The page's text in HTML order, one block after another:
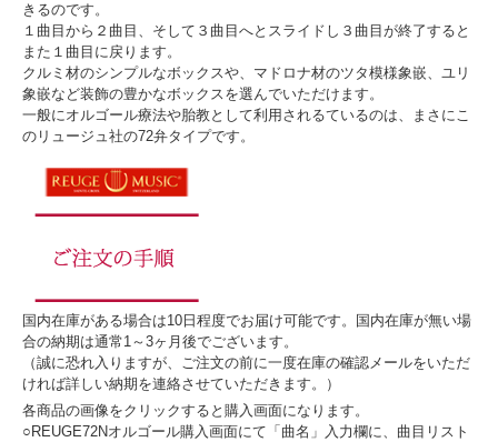
きるのです。
１曲目から２曲目、そして３曲目へとスライドし３曲目が終了すると
また１曲目に戻ります。
クルミ材のシンプルなボックスや、マドロナ材のツタ模様象嵌、ユリ
象嵌など装飾の豊かなボックスを選んでいただけます。
一般にオルゴール療法や胎教として利用されるているのは、まさにこ
のリュージュ社の72弁タイプです。
国内在庫がある場合は10日程度でお届け可能です。国内在庫が無い場
合の納期は通常1～3ヶ月後でございます。
（誠に恐れ入りますが、ご注文の前に一度在庫の確認メールをいただ
ければ詳しい納期を連絡させていただきます。）
各商品の画像をクリックすると購入画面になります。
○REUGE72Nオルゴール購入画面にて「曲名」入力欄に、曲目リスト